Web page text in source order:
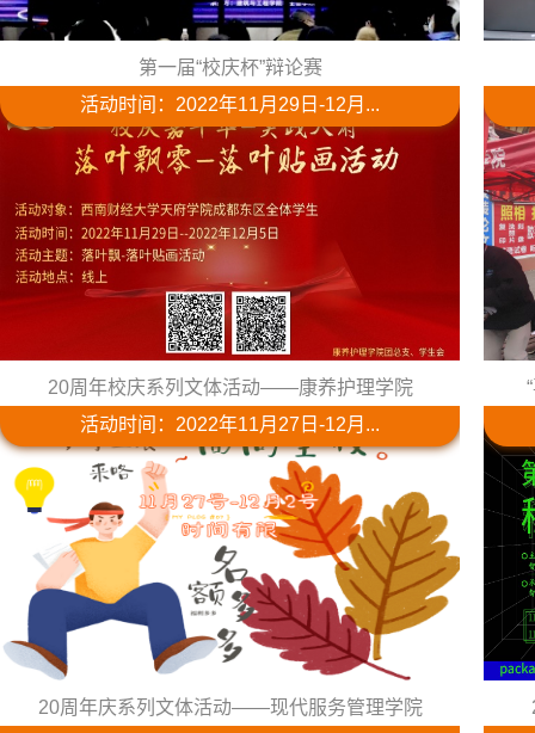
第一届“校庆杯”辩论赛
20周年校庆系列文体活动——康养护理学院
活动时间：2022年11月29日-12月...
20周年庆系列文体活动——现代服务管理学院
活动时间：2022年11月27日-12月...